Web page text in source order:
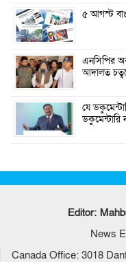
৫ আগস্ট
এনসিপির
আদালত
যে
ডকুমেন্টারি
Editor:
News
Canada Office: 3018